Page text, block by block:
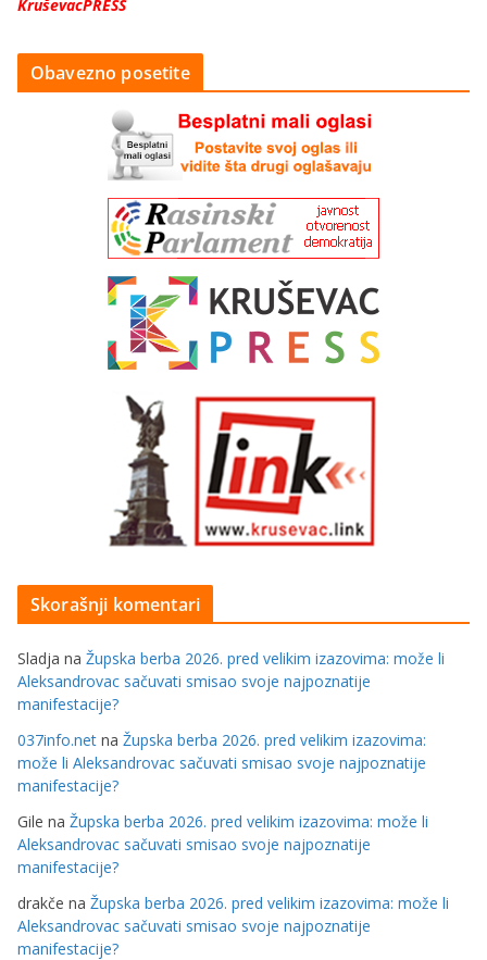
KruševacPRESS
Obavezno posetite
Skorašnji komentari
Sladja na Župska berba 2026. pred velikim izazovima: može li
Aleksandrovac sačuvati smisao svoje najpoznatije
manifestacije?
037info.net na Župska berba 2026. pred velikim izazovima:
može li Aleksandrovac sačuvati smisao svoje najpoznatije
manifestacije?
Gile na Župska berba 2026. pred velikim izazovima: može li
Aleksandrovac sačuvati smisao svoje najpoznatije
manifestacije?
drakče na Župska berba 2026. pred velikim izazovima: može li
Aleksandrovac sačuvati smisao svoje najpoznatije
manifestacije?